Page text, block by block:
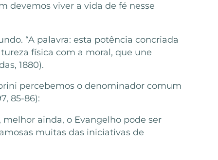
devemos viver a vida de fé nesse
“A palavra: esta potência concriada
física com a moral, que une
1880).
percebemos o denominador comum
85-86):
melhor ainda, o Evangelho pode ser
muitas das iniciativas de